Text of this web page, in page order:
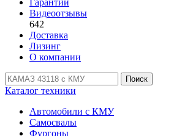
Гарантии
Видеоотзывы
642
Доставка
Лизинг
О компании
Поиск
Каталог техники
Автомобили с КМУ
Самосвалы
Фургоны